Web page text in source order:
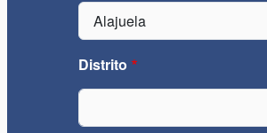
Distrito